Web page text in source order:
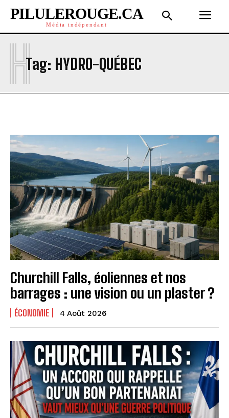
PILULEROUGE.CA
Média indépendant
Tag: HYDRO-QUÉBEC
H
Churchill Falls, éoliennes et nos
barrages : une vision ou un plaster ?
ÉCONOMIE 4 Août 2026